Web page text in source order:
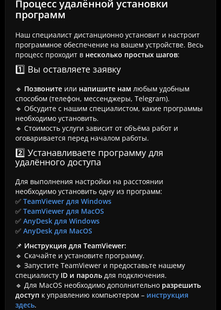
Процесс удалённой установки
программ
Наш специалист дистанционно установит и настроит
программное обеспечение на вашем устройстве. Весь
процесс проходит в несколько простых шагов:
1️⃣ Вы оставляете заявку
🔹 Позвоните или напишите нам любым удобным
способом (телефон, мессенджеры, Telegram).
🔹 Обсудите с нашим специалистом, какие программы
необходимо установить.
🔹 Стоимость услуги зависит от объёма работ и
оговаривается перед началом работы.
2️⃣ Устанавливаете программу для
удалённого доступа
Для выполнения настройки на расстоянии
необходимо установить одну из программ:
✅ TeamViewer для Windows
✅ TeamViewer для MacOS
✅ AnyDesk для Windows
✅ AnyDesk для MacOS
📌 Инструкция для TeamViewer:
🔹 Скачайте и установите программу.
🔹 Запустите TeamViewer и предоставьте нашему
специалисту ID и пароль для подключения.
🔹 Для MacOS необходимо дополнительно разрешить
доступ к управлению компьютером – инструкция
здесь.